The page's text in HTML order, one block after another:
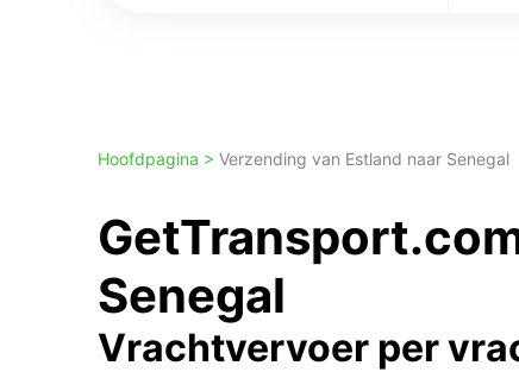
Hoofdpagina > Verzending van Estland naar Senegal
Senegal
Vrachtvervoer per